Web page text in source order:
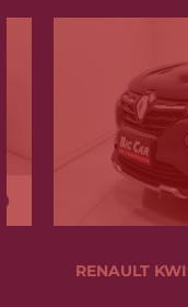
RENAULT KWID